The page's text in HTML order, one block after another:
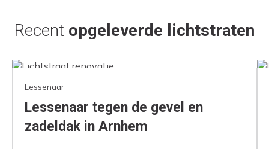
Recent opgeleverde lichtstraten
Lessenaar
Lessenaar tegen de gevel en
zadeldak in Arnhem